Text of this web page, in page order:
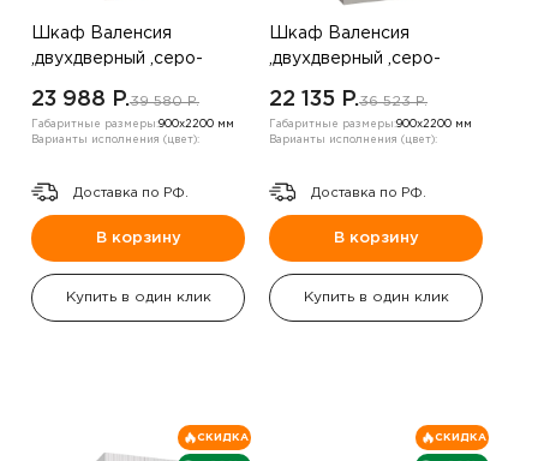
Шкаф Валенсия
,двухдверный ,серо-
23 988 P.39 580 P.
Габаритные размеры:900х2200 мм
Варианты исполнения (цвет):
Доставка по РФ.
В корзину
Купить в один клик
Шкаф Валенсия
,двухдверный ,серо-
22 135 P.36 523 P.
Габаритные размеры:900х2200 мм
Варианты исполнения (цвет):
Доставка по РФ.
В корзину
Купить в один клик
СКИДКА СКИДКА